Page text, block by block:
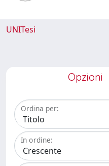
UNITesi
Opzioni
Ordina per:
In ordine: